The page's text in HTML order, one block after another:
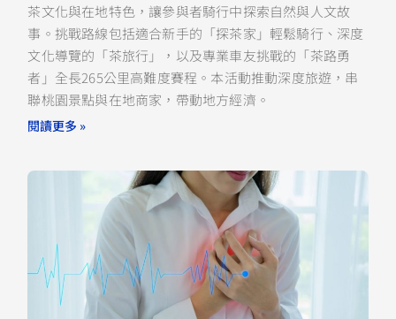
茶文化與在地特色，讓參與者騎行中探索自然與人文故
事。挑戰路線包括適合新手的「探茶家」輕鬆騎行、深度
文化導覽的「茶旅行」，以及專業車友挑戰的「茶路勇
者」全長265公里高難度賽程。本活動推動深度旅遊，串
聯桃園景點與在地商家，帶動地方經濟。
閱讀更多 »